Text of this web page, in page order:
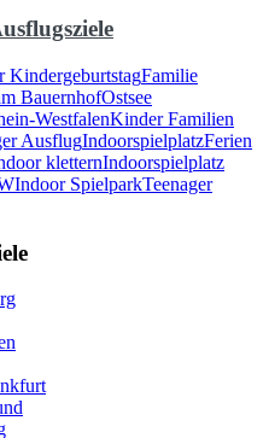
KindergeburtstagFamilie
BauernhofOstsee
WestfalenKinder Familien
AusflugIndoorspielplatzFerien
kletternIndoorspielplatz
Indoor SpielparkTeenager